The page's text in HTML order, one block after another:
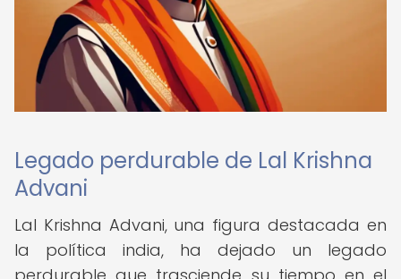
Legado perdurable de Lal Krishna
Advani
Lal Krishna Advani, una figura destacada en
la política india, ha dejado un legado